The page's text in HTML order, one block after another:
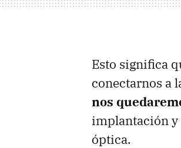
Esto significa
conectarnos a
nos
implantación y
óptica.